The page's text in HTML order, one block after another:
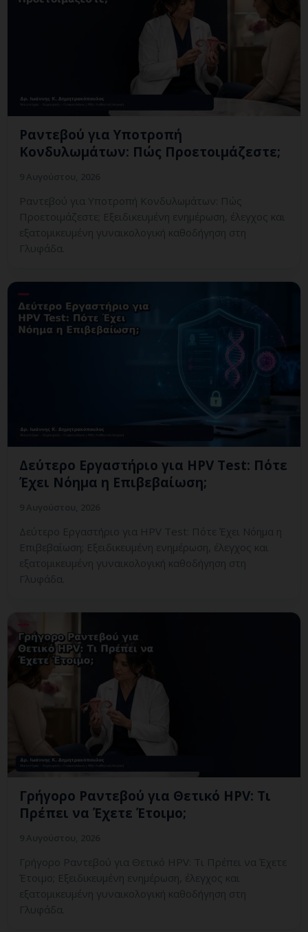
Ραντεβού για Υποτροπή
Κονδυλωμάτων: Πώς Προετοιμάζεστε;
Ραντεβού για Υποτροπή Κονδυλωμάτων: Πώς
Προετοιμάζεστε; Εξειδικευμένη ενημέρωση, έλεγχος και
εξατομικευμένη γυναικολογική καθοδήγηση στη
Γλυφάδα.
Δεύτερο Εργαστήριο για HPV Test: Πότε
Έχει Νόημα η Επιβεβαίωση;
Δεύτερο Εργαστήριο για HPV Test: Πότε Έχει Νόημα η
Επιβεβαίωση; Εξειδικευμένη ενημέρωση, έλεγχος και
εξατομικευμένη γυναικολογική καθοδήγηση στη
Γλυφάδα.
Γρήγορο Ραντεβού για Θετικό HPV: Τι
Πρέπει να Έχετε Έτοιμο;
Γρήγορο Ραντεβού για Θετικό HPV: Τι Πρέπει να Έχετε
Έτοιμο; Εξειδικευμένη ενημέρωση, έλεγχος και
εξατομικευμένη γυναικολογική καθοδήγηση στη
Γλυφάδα.